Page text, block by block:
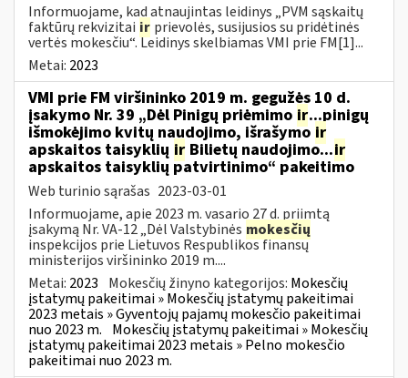
Informuojame, kad atnaujintas leidinys „PVM sąskaitų
faktūrų rekvizitai ir prievolės, susijusios su pridėtinės
vertės mokesčiu“. Leidinys skelbiamas VMI prie FM[1]...
Metai: 2023
VMI prie FM viršininko 2019 m. gegužės 10 d.
įsakymo Nr. 39 „Dėl Pinigų priėmimo ir...pinigų
išmokėjimo kvitų naudojimo, išrašymo ir
apskaitos taisyklių ir Bilietų naudojimo...ir
apskaitos taisyklių patvirtinimo“ pakeitimo
Web turinio sąrašas 2023-03-01
Informuojame, apie 2023 m. vasario 27 d. priimtą
įsakymą Nr. VA-12 „Dėl Valstybinės mokesčių
inspekcijos prie Lietuvos Respublikos finansų
ministerijos viršininko 2019 m....
Metai: 2023 Mokesčių žinyno kategorijos: Mokesčių
įstatymų pakeitimai » Mokesčių įstatymų pakeitimai
2023 metais » Gyventojų pajamų mokesčio pakeitimai
nuo 2023 m. Mokesčių įstatymų pakeitimai » Mokesčių
įstatymų pakeitimai 2023 metais » Pelno mokesčio
pakeitimai nuo 2023 m.